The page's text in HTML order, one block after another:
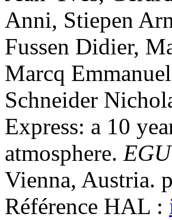
Anni, Stiepen
Fussen Didier,
Marcq Emmanuel
Schneider
Express: a 10
atmosphere.
Vienna, Austria.
Référence HAL :